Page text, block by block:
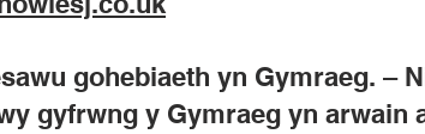
gohebiaeth yn Gymraeg. –
gyfrwng y Gymraeg yn arwain